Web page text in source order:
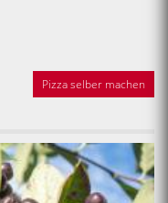
Pizza selber machen